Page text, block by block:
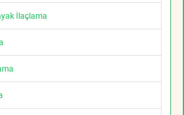
İlaçlama